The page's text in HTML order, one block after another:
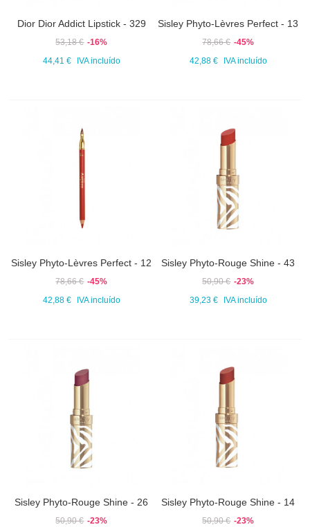
Dior Dior Addict Lipstick - 329
53,18 € -16%
44,41 €
IVA incluído
Sisley Phyto-Lèvres Perfect - 13
78,66 € -45%
42,88 €
IVA incluído
Sisley Phyto-Lèvres Perfect - 12
78,66 € -45%
42,88 €
IVA incluído
Sisley Phyto-Rouge Shine - 43
50,90 € -23%
39,23 €
IVA incluído
Sisley Phyto-Rouge Shine - 26
50,90 € -23%
Sisley Phyto-Rouge Shine - 14
50,90 € -23%